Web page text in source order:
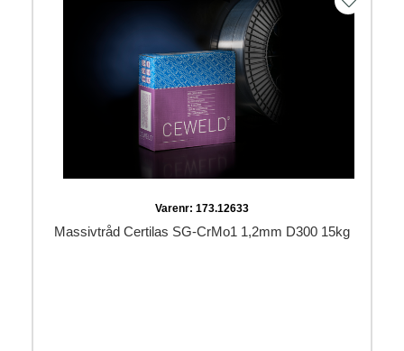
Varenr: 173.12633
Massivtråd Certilas SG-CrMo1 1,2mm D300 15kg